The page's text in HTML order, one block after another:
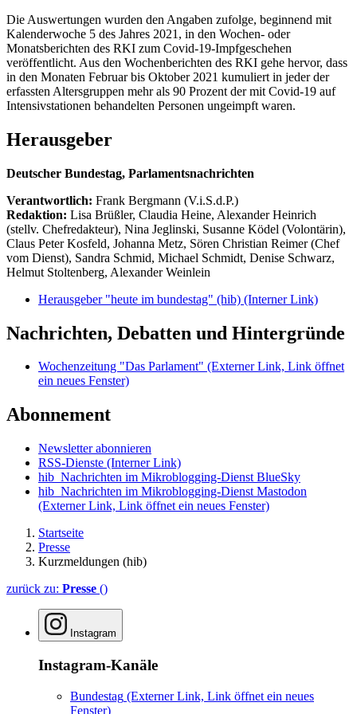
Die Auswertungen wurden den Angaben zufolge, beginnend mit
Kalenderwoche 5 des Jahres 2021, in den Wochen- oder
Monatsberichten des RKI zum Covid-19-Impfgeschehen
veröffentlicht. Aus den Wochenberichten des RKI gehe hervor, dass
in den Monaten Februar bis Oktober 2021 kumuliert in jeder der
erfassten Altersgruppen mehr als 90 Prozent der mit Covid-19 auf
Intensivstationen behandelten Personen ungeimpft waren.
Herausgeber
Deutscher Bundestag, Parlamentsnachrichten
Verantwortlich: Frank Bergmann (V.i.S.d.P.)
Redaktion: Lisa Brüßler, Claudia Heine, Alexander Heinrich
(stellv. Chefredakteur), Nina Jeglinski, Susanne Ködel (Volontärin),
Claus Peter Kosfeld, Johanna Metz, Sören Christian Reimer (Chef
vom Dienst), Sandra Schmid, Michael Schmidt, Denise Schwarz,
Helmut Stoltenberg, Alexander Weinlein
Herausgeber "heute im bundestag" (hib) (Interner Link)
Nachrichten, Debatten und Hintergründe
Wochenzeitung "Das Parlament" (Externer Link, Link öffnet
ein neues Fenster)
Abonnement
Newsletter abonnieren
RSS-Dienste (Interner Link)
hib_Nachrichten im Mikroblogging-Dienst BlueSky
hib_Nachrichten im Mikroblogging-Dienst Mastodon
(Externer Link, Link öffnet ein neues Fenster)
Startseite
Presse
Kurzmeldungen (hib)
zurück zu: Presse ()
Instagram
Instagram-Kanäle
Bundestag (Externer Link, Link öffnet ein neues
Fenster)